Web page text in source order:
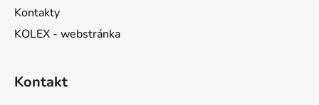
Kontakty
KOLEX - webstránka
Kontakt